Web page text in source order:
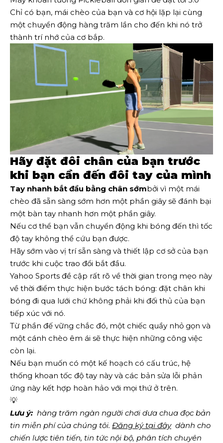
Chỉ có bạn, mái chèo của bạn và cơ hội lặp lại cùng
một chuyển động hàng trăm lần cho đến khi nó trở
thành trí nhớ của cơ bắp.
Hãy đặt đôi chân của bạn trước
khi bạn cần đến đôi tay của mình
Tay nhanh bắt đầu bằng chân sớmbởi vì một mái
chèo đã sẵn sàng sớm hơn một phần giây sẽ đánh bại
một bàn tay nhanh hơn một phần giây.
Nếu cơ thể bạn vẫn chuyển động khi bóng đến thì tốc
độ tay không thể cứu bạn được.
Hãy sớm vào vị trí sẵn sàng và thiết lập cơ sở của bạn
trước khi cuộc trao đổi bắt đầu.
Yahoo Sports đề cập rất rõ về thời gian trong mẹo này
về thời điểm thực hiện bước tách bóng: đặt chân khi
bóng đi qua lưới chứ không phải khi đối thủ của bạn
tiếp xúc với nó.
Từ phần đế vững chắc đó, một chiếc quầy nhỏ gọn và
một cánh chèo êm ái sẽ thực hiện những công việc
còn lại.
Nếu bạn muốn có một kế hoạch có cấu trúc, hệ
thống khoan tốc độ tay này và các bản sửa lỗi phản
ứng này kết hợp hoàn hảo với mọi thứ ở trên.
💡
Lưu ý:
  hàng trăm ngàn người chơi dưa chua đọc bản
tin miễn phí của chúng tôi. Đăng ký tại đây
  dành cho
chiến lược tiên tiến, tin tức nội bộ, phân tích chuyên